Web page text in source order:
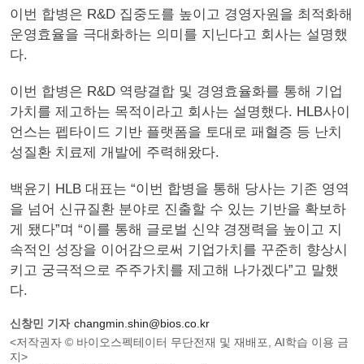
이번 합병은 R&D 집중도를 높이고 경영자원을 최적화해
운영효율을 극대화하는 의미를 지닌다고 회사는 설명했
다.
이번 합병은 R&D 역량결합 및 경영효율화를 통해 기업
가치를 제고하는 목적이라고 회사는 설명했다. HLB사이
언스는 펩타이드 기반 플랫폼을 토대로 패혈증 등 난치
성질환 치료제 개발에 주력해왔다.
백윤기 HLB 대표는 “이번 합병을 통해 당사는 기존 영역
을 넘어 신규질환 분야로 진출할 수 있는 기반을 확보하
게 됐다”며 “이를 통해 글로벌 신약 경쟁력을 높이고 지
속적인 성장을 이어감으로써 기업가치를 꾸준히 향상시
키고 궁극적으로 주주가치를 제고해 나가겠다”고 말했
다.
신창민 기자 changmin.shin@bios.co.kr
<저작권자 © 바이오스펙테이터 무단전재 및 재배포, AI학습 이용 금
지>